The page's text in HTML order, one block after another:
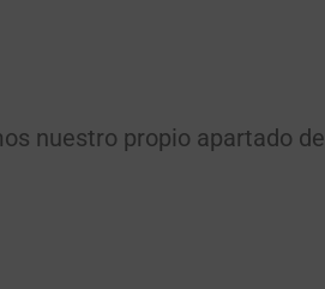
nuestro propio apartado de